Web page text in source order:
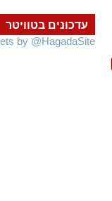
עדכונים בטוויטר
by @HagadaSite